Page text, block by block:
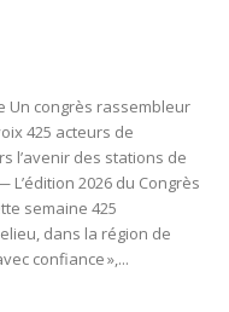
Un congrès rassembleur
425 acteurs de
l’avenir des stations de
2026 du Congrès
semaine 425
dans la région de
confiance »,...